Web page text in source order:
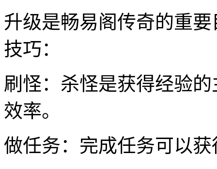
升级是畅易阁传奇的重
技巧：
刷怪：杀怪是获得经验
效率。
做任务：完成任务可以